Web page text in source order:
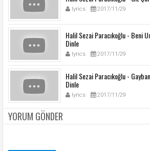
lyrics 2017/11/29
Halil Sezai Paracıkoğlu - Beni
Dinle
lyrics 2017/11/29
Halil Sezai Paracıkoğlu -
Dinle
lyrics 2017/11/29
YORUM GÖNDER